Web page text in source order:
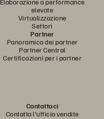
Elaborazione a performance
elevate
Virtualizzazione
Settori
Partner
Panoramica dei partner
Partner Central
Certificazioni per i partner
Contattaci
Contatta l'ufficio vendite